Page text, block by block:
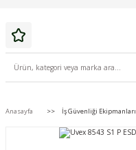
Anasayfa İş Güvenliği Ekipmanları